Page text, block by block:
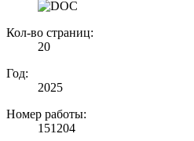
Кол-во страниц:
20
Год:
2025
Номер работы:
151204